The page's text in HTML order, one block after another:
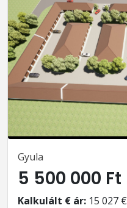
Gyula
5 500 000 Ft
Kalkulált € ár: 15 027 €